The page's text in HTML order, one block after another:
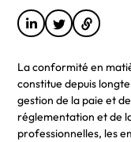
La conformité en
constitue depuis
gestion de la paie et
réglementation et de
professionnelles, les